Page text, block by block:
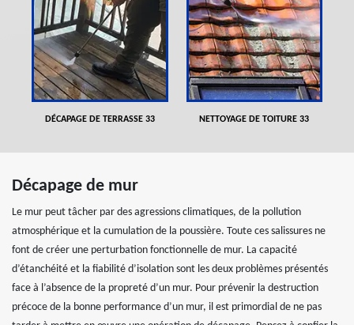
DÉCAPAGE DE TERRASSE 33 NETTOYAGE DE TOITURE 33
Décapage de mur
Le mur peut tâcher par des agressions climatiques, de la pollution
atmosphérique et la cumulation de la poussière. Toute ces salissures ne
font de créer une perturbation fonctionnelle de mur. La capacité
d’étanchéité et la fiabilité d’isolation sont les deux problèmes présentés
face à l’absence de la propreté d’un mur. Pour prévenir la destruction
précoce de la bonne performance d’un mur, il est primordial de ne pas